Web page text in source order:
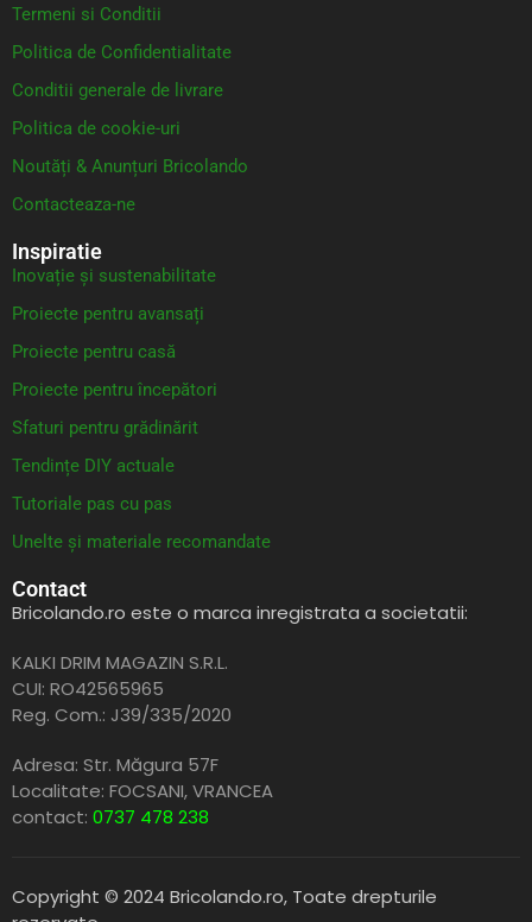
Termeni si Conditii
Politica de Confidentialitate
Conditii generale de livrare
Politica de cookie-uri
Noutăți & Anunțuri Bricolando
Contacteaza-ne
Inspiratie
Inovație și sustenabilitate
Proiecte pentru avansați
Proiecte pentru casă
Proiecte pentru începători
Sfaturi pentru grădinărit
Tendințe DIY actuale
Tutoriale pas cu pas
Unelte și materiale recomandate
Contact
Bricolando.ro este o marca inregistrata a societatii:
KALKI DRIM MAGAZIN S.R.L.
CUI: RO42565965
Reg. Com.: J39/335/2020
Adresa: Str. Măgura 57F
Localitate: FOCSANI,VRANCEA
contact: 0737 478 238
Copyright © 2024 Bricolando.ro, Toate drepturile